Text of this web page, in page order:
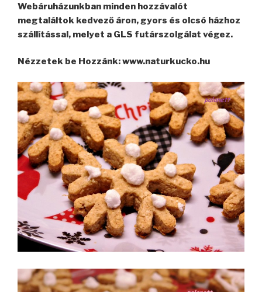
Webáruházunkban minden hozzávalót
megtaláltok kedvező áron, gyors és olcsó házhoz
szállítással, melyet a GLS futárszolgálat végez.
Nézzetek be Hozzánk: www.naturkucko.hu